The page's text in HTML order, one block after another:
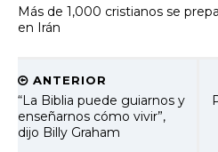
Más de 1,000 cristianos se
en Irán
ANTERIOR
“La Biblia puede guiarnos y
enseñarnos cómo vivir”,
dijo Billy Graham